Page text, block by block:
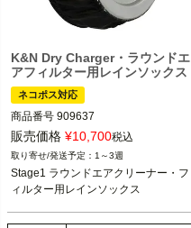
K&N Dry Charger・ラウンドエ
アフィルター用レインソックス
ネコポス対応
商品番号 909637
販売価格 ¥10,700税込
1～3週
Stage1 ラウンドエアクリーナー・フ
ィルター用レインソックス